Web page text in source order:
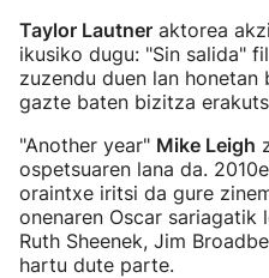
Taylor Lautner aktorea
ikusiko dugu: "Sin salida"
zuzendu duen lan
gazte baten bizitza
"Another year" Mike Leigh
ospetsuaren lana da.
oraintxe iritsi da gure
onenaren Oscar sariagatik
Ruth Sheenek, Jim
hartu dute parte.